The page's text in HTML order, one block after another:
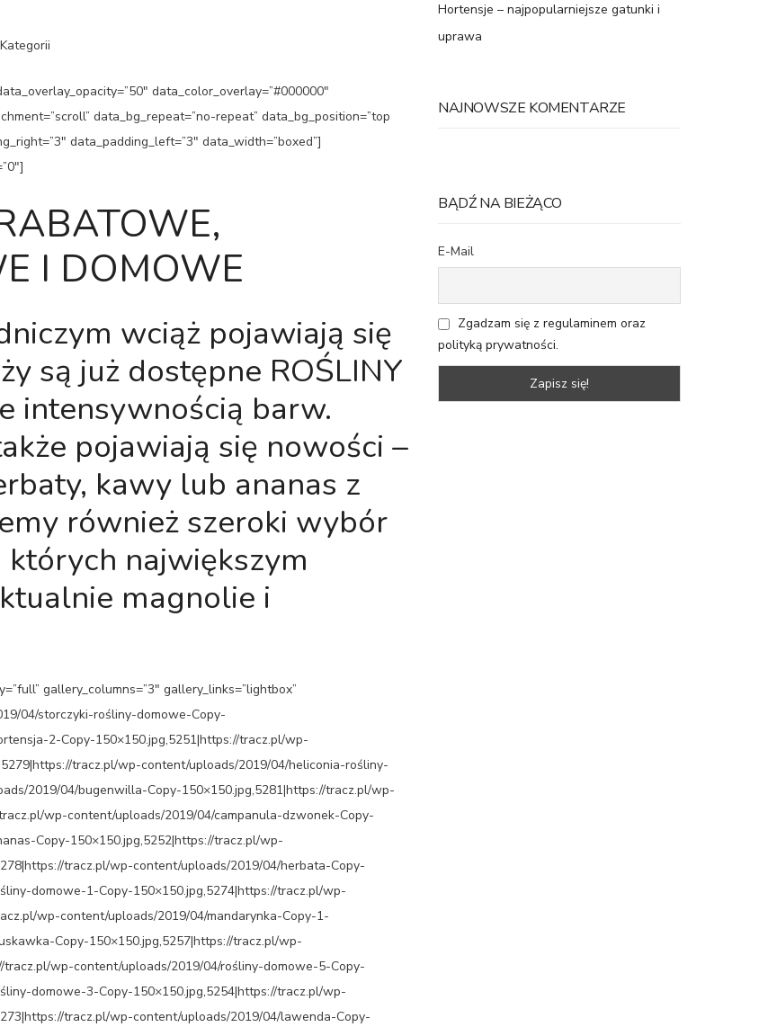
data_color_overlay=”#000000″
data_bg_repeat=”no-repeat” data_bg_position=”top
data_padding_left=”3″ data_width=”boxed”]
I DOMOWE
wciąż pojawiają się
są już dostępne ROŚLINY
intensywnością barw.
pojawiają się nowości –
kawy lub ananas z
również szeroki wybór
największym
magnolie i
gallery_columns=”3″ gallery_links=”lightbox”
04/storczyki-rośliny-domowe-Copy-
2-Copy-150×150.jpg,5251|https://tracz.pl/wp-
tracz.pl/wp-content/uploads/2019/04/heliconia-rośliny-
2019/04/bugenwilla-Copy-150×150.jpg,5281|https://tracz.pl/wp-
wp-content/uploads/2019/04/campanula-dzwonek-Copy-
Copy-150×150.jpg,5252|https://tracz.pl/wp-
tracz.pl/wp-content/uploads/2019/04/herbata-Copy-
domowe-1-Copy-150×150.jpg,5274|https://tracz.pl/wp-
wp-content/uploads/2019/04/mandarynka-Copy-1-
Copy-150×150.jpg,5257|https://tracz.pl/wp-
wp-content/uploads/2019/04/rośliny-domowe-5-Copy-
domowe-3-Copy-150×150.jpg,5254|https://tracz.pl/wp-
tracz.pl/wp-content/uploads/2019/04/lawenda-Copy-
Hortensje – najpopularniejsze gatunki i
uprawa
NAJNOWSZE KOMENTARZE
BĄDŹ NA BIEŻĄCO
E-Mail
Zgadzam się z regulaminem oraz
polityką prywatności.